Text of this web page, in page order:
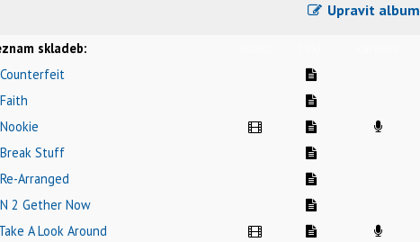
Upravit album
skladeb:
Stuff
Arranged
2 Gether Now
A Look Around